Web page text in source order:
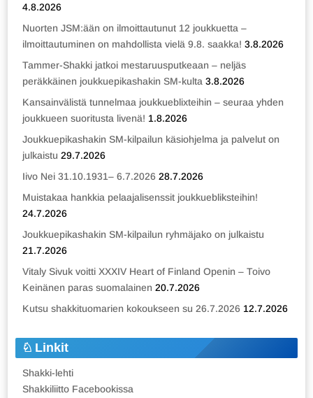
4.8.2026
Nuorten JSM:ään on ilmoittautunut 12 joukkuetta –
ilmoittautuminen on mahdollista vielä 9.8. saakka! 3.8.2026
Tammer-Shakki jatkoi mestaruusputkeaan – neljäs
peräkkäinen joukkuepikashakin SM-kulta 3.8.2026
Kansainvälistä tunnelmaa joukkueblixteihin – seuraa yhden
joukkueen suoritusta livenä! 1.8.2026
Joukkuepikashakin SM-kilpailun käsiohjelma ja palvelut on
julkaistu 29.7.2026
Iivo Nei 31.10.1931– 6.7.2026 28.7.2026
Muistakaa hankkia pelaajalisenssit joukkuebliksteihin!
24.7.2026
Joukkuepikashakin SM-kilpailun ryhmäjako on julkaistu
21.7.2026
Vitaly Sivuk voitti XXXIV Heart of Finland Openin – Toivo
Keinänen paras suomalainen 20.7.2026
Kutsu shakkituomarien kokoukseen su 26.7.2026 12.7.2026
Linkit
Shakki-lehti
Shakkiliitto Facebookissa